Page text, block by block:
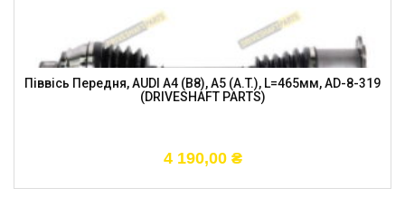
Піввісь Передня, AUDI A4 (B8), A5 (A.T.), L=465мм, AD-8-319
(DRIVESHAFT PARTS)
4 190,00 ₴